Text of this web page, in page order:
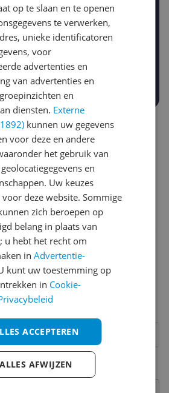
Gewenste prijs
aanzetten
geschreven
en wil je graag je mening
met het schrijven van je
de details duurt het schrijven
tussen de 3 en 10 minuten.
je andere bezoekers een betere
je iedere maand kans op
de actievoorwaarden.
7
6
5
op te slaan en te openen
te verwerken,
unieke identificatoren
voor
advertenties en
van advertenties en
en
diensten. Externe
kunnen uw gegevens
voor deze en andere
het gebruik van
en
Uw keuzes
deze website. Sommige
zich beroepen op
belang in plaats van
u hebt het recht om
inAdvertentie-
kunt uw toestemming op
in Cookie-
ACCEPTEREN
ALLES AFWIJZEN